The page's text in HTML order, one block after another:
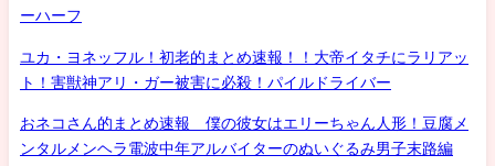
ーハーフ
ユカ・ヨネッフル！初老的まとめ速報！！大帝イタチにラリアッ
ト！害獣神アリ・ガー被害に必殺！パイルドライバー
おネコさん的まとめ速報 僕の彼女はエリーちゃん人形！豆腐メ
ンタルメンヘラ電波中年アルバイターのぬいぐるみ男子末路編